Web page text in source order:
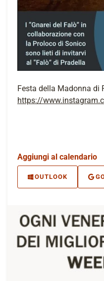
Festa della Madonna di
https://
Aggiungi al calendario
OUTLOOK